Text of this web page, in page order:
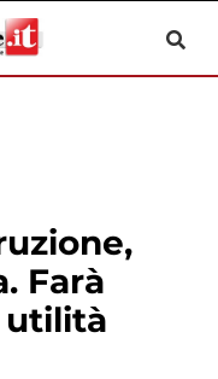
Farà
utilità